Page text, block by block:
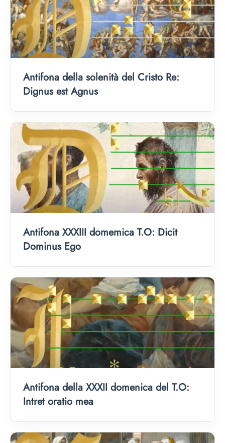
Antifona della solenità del Cristo Re:
Dignus est Agnus
Antifona XXXIII domemica T.O: Dicit
Dominus Ego
Antifona della XXXII domenica del T.O:
Intret oratio mea